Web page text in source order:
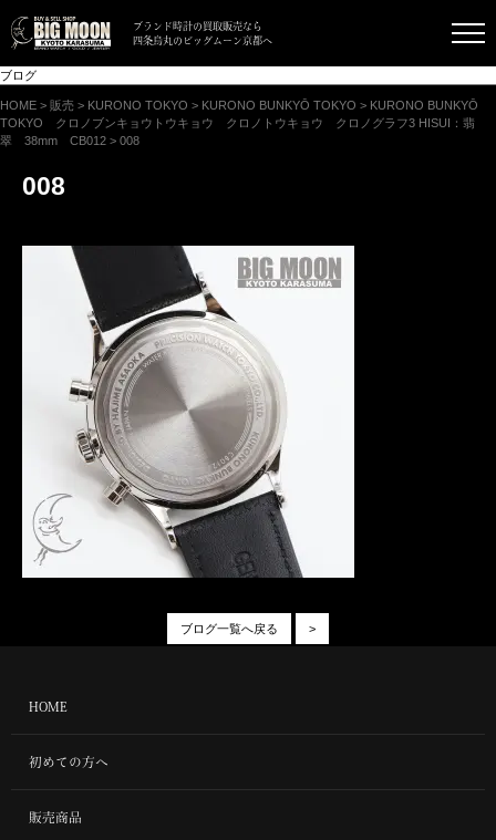
ブランド時計の買取販売なら
四条烏丸のビッグムーン京都へ
ブログ
HOME > 販売 > KURONO TOKYO > KURONO BUNKYŌ TOKYO > KURONO BUNKYŌ
TOKYO クロノブンキョウトウキョウ クロノトウキョウ クロノグラフ3 HISUI：翡
翠 38mm CB012 > 008
008
>
ブログ一覧へ戻る
HOME
初めての方へ
販売商品